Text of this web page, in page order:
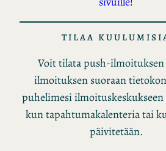
TILAA
Voit tilata push-ilmoituksen
ilmoituksen suoraan
puhelimesi
kun tapahtumakalenteria tai
päivitetään.